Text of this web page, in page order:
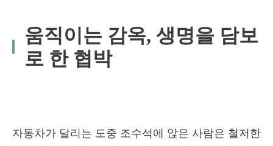
움직이는 감옥, 생명을 담보
로 한 협박
자동차가 달리는 도중 조수석에 앉은 사람은 철저한